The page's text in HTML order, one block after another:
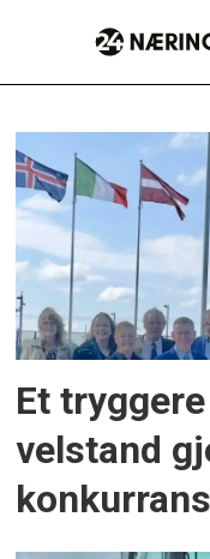
Tag:
nho
innlandet
Et
velstand